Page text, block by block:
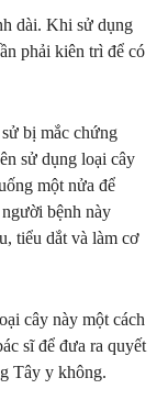
dài. Khi sử dụng
phải kiên trì để có
bị mắc chứng
sử dụng loại cây
một nửa để
bệnh này
tiểu dắt và làm cơ
cây này một cách
sĩ để đưa ra quyết
Tây y không.